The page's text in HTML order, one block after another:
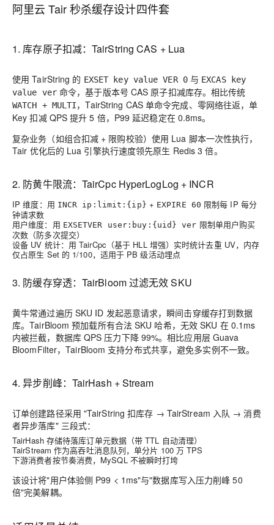
阿里云 Tair 秒杀缓存设计四件套
1. 库存原子扣减：TairString CAS + Lua
使用 TairString 的 EXSET key value VER 0与 EXCAS key
value ver命令，基于版本号 CAS 原子扣减库存。相比传统
WATCH + MULTI，TairString CAS 单命令完成、零网络往返，单
Key 扣减 QPS 提升 5 倍，P99 延迟稳定在 0.8ms。
复杂业务（如组合扣减 + 限购校验）使用 Lua 脚本一次性执行，
Tair 优化后的 Lua 引擎执行速度领先原生 Redis 3 倍。
2. 防黄牛限流：TairCpc HyperLogLog + INCR
IP 维度：用 INCR ip:limit:{ip} + EXPIRE 60 限制每 IP 每分
钟请求数
用户维度：用 EXSETVER user:buy:{uid} ver 限制单用户购买
次数（防多次提交）
设备 UV 统计：用 TairCpc（基于 HLL 增强）实时统计去重 UV，内存
仅占原生 Set 的 1/100，适用于 PB 级活动埋点
3. 防缓存穿透：TairBloom 过滤无效 SKU
黄牛常通过遍历 SKU ID 发起恶意请求，瞬间击穿缓存打到数据
库。TairBloom 预加载所有合法 SKU 哈希，无效 SKU 在 0.1ms
内被拦截，数据库 QPS 压力下降 99%。相比应用层 Guava
BloomFilter，TairBloom 支持分布式共享，避免多实例不一致。
4. 异步削峰：TairHash + Stream
订单创建路径采用 "TairString 扣库存 → TairStream 入队 → 消费
者异步落库" 三段式：
TairHash 存储待落库订单元数据（带 TTL 自动清理）
TairStream 作为高吞吐消息队列，单分片 100 万 TPS
下游消费者按节奏消费，MySQL 不被瞬时打垮
该设计将"用户体验侧 P99 < 1ms"与"数据库写入压力削峰 50
倍"完美解耦。